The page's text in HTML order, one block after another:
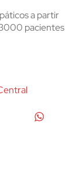
a partir
pacientes